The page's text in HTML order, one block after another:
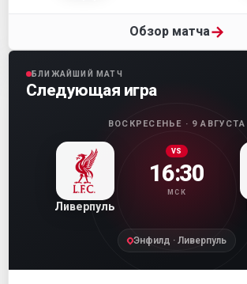
Обзор матча→
БЛИЖАЙШИЙ МАТЧ
Следующая игра
ВОСКРЕСЕНЬЕ · 9 АВГУСТА
Ливерпуль
VS
16:30
МСК
Энфилд · Ливерпуль